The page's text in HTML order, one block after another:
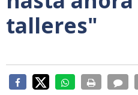
talleres"